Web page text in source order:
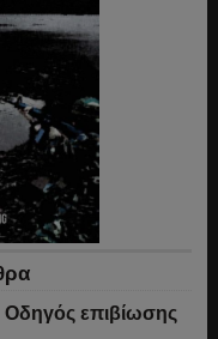
Οδηγός επιβίωσης